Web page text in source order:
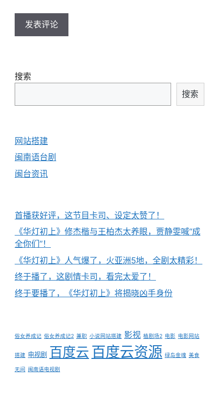
搜索
搜索
网站搭建
闽南语台剧
闽台资讯
首播获好评，这节目卡司、设定太赞了！
《华灯初上》修杰楷与王柏杰太养眼，贾静雯喊“成
全你们”！
《华灯初上》人气爆了，火亚洲5地，全剧太精彩！
终于播了，这剧情卡司，看完太爱了！
终于要播了，《华灯初上》将揭晓凶手身份
俗女养成记 俗女养成记2 兼职 小说网站搭建 影视 植剧场2 电影 电影网站
搭建 电视剧 百度云 百度云资源 绿岛金魂 美食
无间 闽南语电视剧